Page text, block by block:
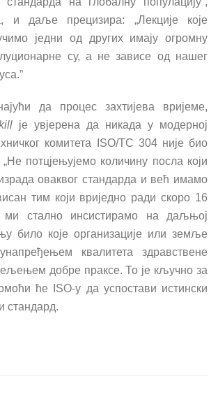
и даље прецизира: „Лекције које
једни од других имају огромну
су, а не зависе од нашег
ћи да процес захтијева вријеме,
је увјерена да никада у модерној
комитета ISO/TC 304 није био
потцјењујемо количину посла који
оваквог стандарда и већ имамо
тим који вриједно ради скоро 16
ми стално инсистирамо на даљњој
било које организације или земље
квалитета здравствене
добре праксе. То је кључно за
ћи ће ISO-у да успостави истински
стандард.